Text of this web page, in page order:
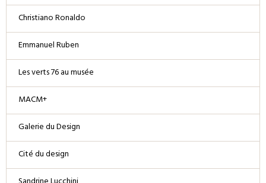
Christiano Ronaldo
Emmanuel Ruben
Les verts 76 au musée
MACM+
Galerie du Design
Cité du design